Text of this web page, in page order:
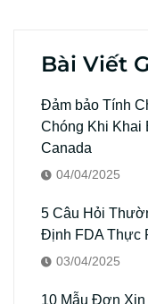
Bài Viết
Đảm bảo Tính
Chóng Khi Khai
Canada
04/04/2025
5 Câu Hỏi
Định FDA Thực
03/04/2025
10 Mẫu Đơn Xin